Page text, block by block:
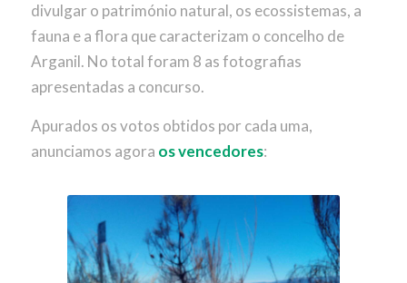
divulgar o património natural, os ecossistemas, a
fauna e a flora que caracterizam o concelho de
Arganil. No total foram 8 as fotografias
apresentadas a concurso.
Apurados os votos obtidos por cada uma,
anunciamos agora os vencedores: